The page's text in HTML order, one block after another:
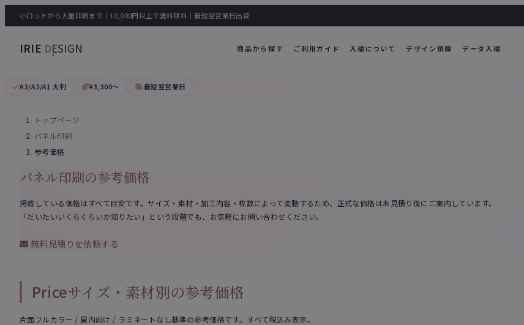
小ロットから大量印刷まで｜10,000円以上で送料無料｜最短翌営業日出荷
IRIE DESIGN 商品から探す ご利用ガイド 入稿について デザイン依頼 データ入稿
A3/A2/A1 大判 ¥3,300〜 最短翌営業日
トップページ
パネル印刷
参考価格
パネル印刷の参考価格
掲載している価格はすべて目安です。サイズ・素材・加工内容・枚数によって変動するため、正式な価格はお見積り後にご案内しています。
「だいたいいくらくらいか知りたい」という段階でも、お気軽にお問い合わせください。
無料見積りを依頼する
Priceサイズ・素材別の参考価格
片面フルカラー / 屋内向け / ラミネートなし基準の参考価格です。すべて税込み表示。